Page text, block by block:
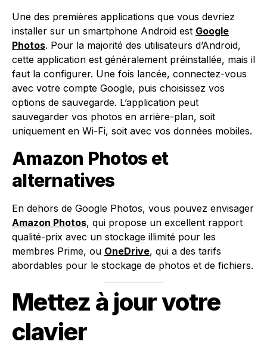
Une des premières applications que vous devriez
installer sur un smartphone Android est Google
Photos. Pour la majorité des utilisateurs d’Android,
cette application est généralement préinstallée, mais il
faut la configurer. Une fois lancée, connectez-vous
avec votre compte Google, puis choisissez vos
options de sauvegarde. L’application peut
sauvegarder vos photos en arrière-plan, soit
uniquement en Wi-Fi, soit avec vos données mobiles.
Amazon Photos et
alternatives
En dehors de Google Photos, vous pouvez envisager
Amazon Photos, qui propose un excellent rapport
qualité-prix avec un stockage illimité pour les
membres Prime, ou OneDrive, qui a des tarifs
abordables pour le stockage de photos et de fichiers.
Mettez à jour votre
clavier